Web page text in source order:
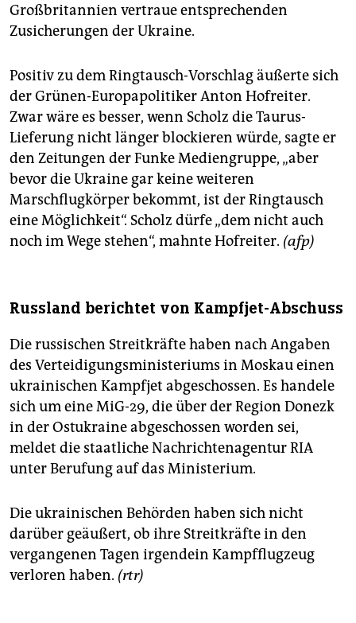
Großbritannien vertraue entsprechenden
Zusicherungen der Ukraine.
Positiv zu dem Ringtausch-Vorschlag äußerte sich
der Grünen-Europapolitiker Anton Hofreiter.
Zwar wäre es besser, wenn Scholz die Taurus-
Lieferung nicht länger blockieren würde, sagte er
den Zeitungen der Funke Mediengruppe, „aber
bevor die Ukraine gar keine weiteren
Marschflugkörper bekommt, ist der Ringtausch
eine Möglichkeit“. Scholz dürfe „dem nicht auch
noch im Wege stehen“, mahnte Hofreiter. (afp)
Russland berichtet von Kampfjet-Abschuss
Die russischen Streitkräfte haben nach Angaben
des Verteidigungsministeriums in Moskau einen
ukrainischen Kampfjet abgeschossen. Es handele
sich um eine MiG-29, die über der Region Donezk
in der Ostukraine abgeschossen worden sei,
meldet die staatliche Nachrichtenagentur RIA
unter Berufung auf das Ministerium.
Die ukrainischen Behörden haben sich nicht
darüber geäußert, ob ihre Streitkräfte in den
vergangenen Tagen irgendein Kampfflugzeug
verloren haben. (rtr)